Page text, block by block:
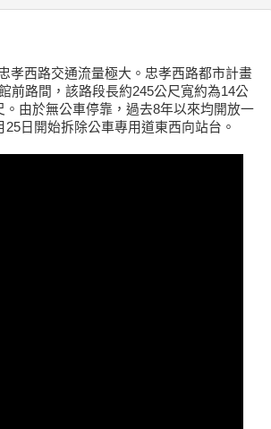
孝西路交通流量極大。忠孝西路都市計畫
前路間，該路段長約245公尺寬約為14公
由於無公車停靠，過去8年以來均開放一
日開始拆除公車專用道東西向站台。